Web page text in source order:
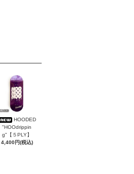
HOODED
"HOOdrippin
g"【５PLY】
4,400円(税込)